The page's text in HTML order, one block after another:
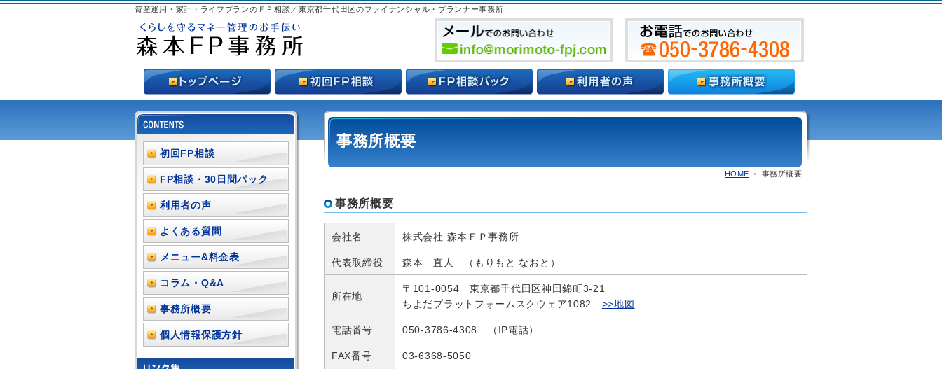
資産運用・家計・ライフプランのＦＰ相談／東京都千代田区のファイナンシャル・プランナー事務所
事務所概要
HOME 事務所概要
事務所概要
会社名 株式会社 森本ＦＰ事務所
代表取締役 森本 直人 （もりもと なおと）
所在地
〒101-0054 東京都千代田区神田錦町3-21
ちよだプラットフォームスクウェア1082 >>地図
電話番号 050-3786-4308 （IP電話）
FAX番号 03-6368-5050
初回FP相談
FP相談・30日間パック
利用者の声
よくある質問
メニュー&料金表
コラム・Q&A
事務所概要
個人情報保護方針